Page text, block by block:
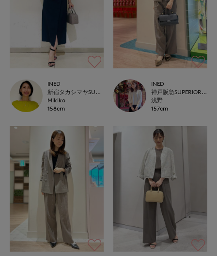
INED
新宿タカシマヤSUPERIOR CLOSET
Mikiko
158cm
INED
神戸阪急SUPERIORCLOSET
浅野
157cm